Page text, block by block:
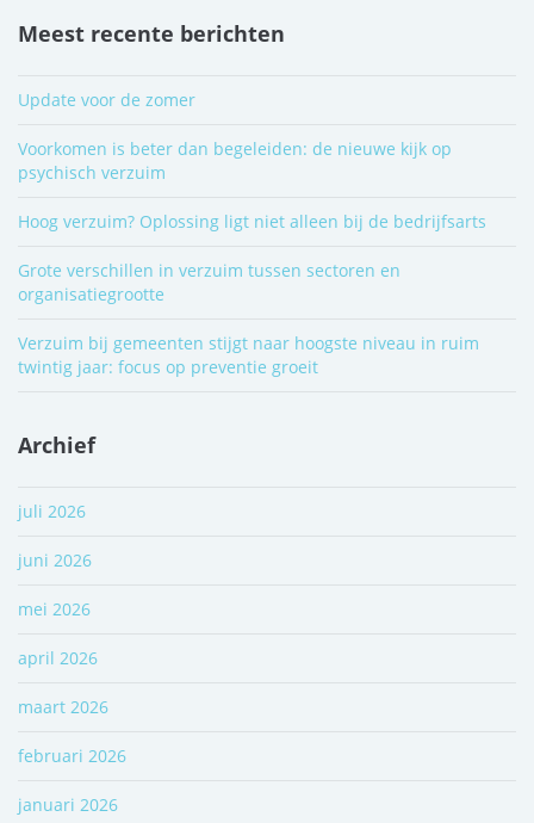
Meest recente berichten
Update voor de zomer
Voorkomen is beter dan begeleiden: de nieuwe kijk op
psychisch verzuim
Hoog verzuim? Oplossing ligt niet alleen bij de bedrijfsarts
Grote verschillen in verzuim tussen sectoren en
organisatiegrootte
Verzuim bij gemeenten stijgt naar hoogste niveau in ruim
twintig jaar: focus op preventie groeit
Archief
juli 2026
juni 2026
mei 2026
april 2026
maart 2026
februari 2026
januari 2026